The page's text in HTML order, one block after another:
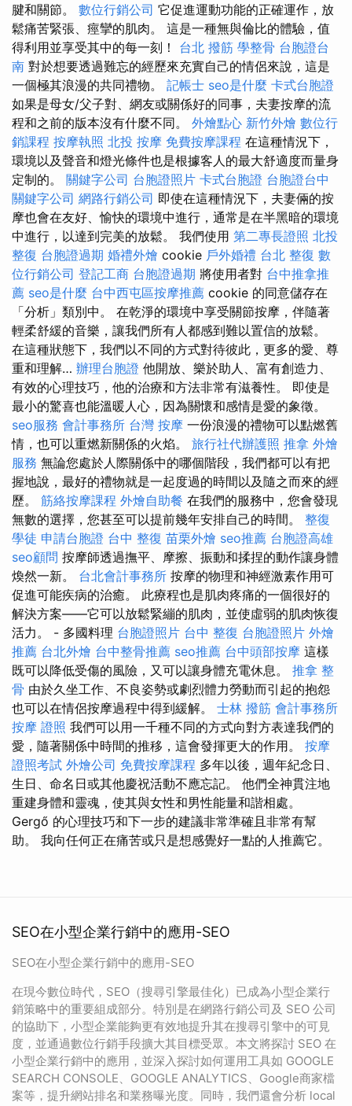
腱和關節。 數位行銷公司 它促進運動功能的正確運作，放
鬆痛苦緊張、痙攣的肌肉。 這是一種無與倫比的體驗，值
得利用並享受其中的每一刻！ 台北 撥筋 學整骨 台胞證台
南 對於想要透過難忘的經歷來充實自己的情侶來說，這是
一個極其浪漫的共同禮物。 記帳士 seo是什麼 卡式台胞證
如果是母女/父子對、網友或關係好的同事，夫妻按摩的流
程和之前的版本沒有什麼不同。 外燴點心 新竹外燴 數位行
銷課程 按摩執照 北投 按摩 免費按摩課程 在這種情況下，
環境以及聲音和燈光條件也是根據客人的最大舒適度而量身
定制的。 關鍵字公司 台胞證照片 卡式台胞證 台胞證台中
關鍵字公司 網路行銷公司 即使在這種情況下，夫妻倆的按
摩也會在友好、愉快的環境中進行，通常是在半黑暗的環境
中進行，以達到完美的放鬆。 我們使用 第二專長證照 北投
整復 台胞證過期 婚禮外燴 cookie 戶外婚禮 台北 整復 數
位行銷公司 登記工商 台胞證過期 將使用者對 台中推拿推
薦 seo是什麼 台中西屯區按摩推薦 cookie 的同意儲存在
「分析」類別中。 在乾淨的環境中享受關節按摩，伴隨著
輕柔舒緩的音樂，讓我們所有人都感到難以置信的放鬆。
在這種狀態下，我們以不同的方式對待彼此，更多的愛、尊
重和理解… 辦理台胞證 他開放、樂於助人、富有創造力、
有效的心理技巧，他的治療和方法非常有滋養性。 即使是
最小的驚喜也能溫暖人心，因為關懷和感情是愛的象徵。
seo服務 會計事務所 台灣 按摩 一份浪漫的禮物可以點燃舊
情，也可以重燃新關係的火焰。 旅行社代辦護照 推拿 外燴
服務 無論您處於人際關係中的哪個階段，我們都可以有把
握地說，最好的禮物就是一起度過的時間以及隨之而來的經
歷。 筋絡按摩課程 外燴自助餐 在我們的服務中，您會發現
無數的選擇，您甚至可以提前幾年安排自己的時間。 整復
學徒 申請台胞證 台中 整復 苗栗外燴 seo推薦 台胞證高雄
seo顧問 按摩師透過撫平、摩擦、振動和揉捏的動作讓身體
煥然一新。 台北會計事務所 按摩的物理和神經激素作用可
促進可能疾病的治癒。 此療程也是肌肉疼痛的一個很好的
解決方案——它可以放鬆緊繃的肌肉，並使虛弱的肌肉恢復
活力。 - 多國料理 台胞證照片 台中 整復 台胞證照片 外燴
推薦 台北外燴 台中整骨推薦 seo推薦 台中頭部按摩 這樣
既可以降低受傷的風險，又可以讓身體充電休息。 推拿 整
骨 由於久坐工作、不良姿勢或劇烈體力勞動而引起的抱怨
也可以在情侶按摩過程中得到緩解。 士林 撥筋 會計事務所
按摩 證照 我們可以用一千種不同的方式向對方表達我們的
愛，隨著關係中時間的推移，這會發揮更大的作用。 按摩
證照考試 外燴公司 免費按摩課程 多年以後，週年紀念日、
生日、命名日或其他慶祝活動不應忘記。 他們全神貫注地
重建身體和靈魂，使其與女性和男性能量和諧相處。
Gergő 的心理技巧和下一步的建議非常準確且非常有幫
助。 我向任何正在痛苦或只是想感覺好一點的人推薦它。
SEO在小型企業行銷中的應用-SEO
SEO在小型企業行銷中的應用-SEO
在現今數位時代，SEO（搜尋引擎最佳化）已成為小型企業行
銷策略中的重要組成部分。特別是在網路行銷公司及 SEO 公司
的協助下，小型企業能夠更有效地提升其在搜尋引擎中的可見
度，並通過數位行銷手段擴大其目標受眾。本文將探討 SEO 在
小型企業行銷中的應用，並深入探討如何運用工具如 GOOGLE
SEARCH CONSOLE、GOOGLE ANALYTICS、Google商家檔
案等，提升網站排名和業務曝光度。同時，我們還會分析 local